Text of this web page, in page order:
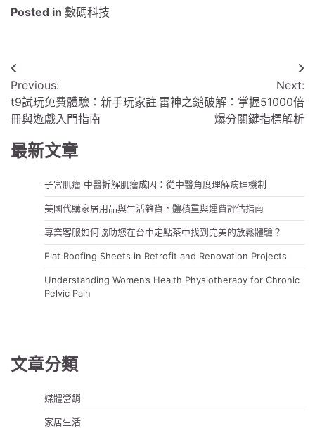
Posted in 數碼科技
文
章
導
覽
Previous:
t9試玩免費體驗：新手玩家註
冊與遊戲入門指南
Next:
雷神之鎚破解：掌握51000倍
爆分關鍵指標解析
最新文章
子宮肌瘤 中醫拆解肌瘤成因：從中醫角度理解病理機制
美國代購家居用品與生活雜貨，體積重與運費評估指南
專業客服如何協助您在台中定點茶中找到完美的放鬆體驗？
Flat Roofing Sheets in Retrofit and Renovation Projects
Understanding Women’s Health Physiotherapy for Chronic
Pelvic Pain
文章分類
媒體營銷
家居生活